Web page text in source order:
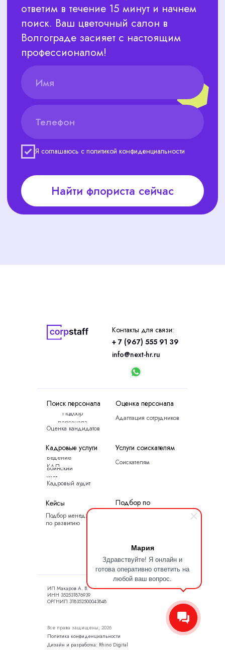
Мария
Здравствуйте! Я онлайн и
готова оперативно ответить на
любой ваш вопрос.
+ 7 (967) 555 91 39
Дизайн и разработка: Rhino Digital
Услуги соискателям
Кейсы
Кадровые услуги
Оценка персонала
Поиск персонала
info@next-hr.ru
Контакты для связи:
Все права защищены, 2026
Политика конфиденциальности
ИП Макаров А. В.
ИНН 352531876939
ОРГНИП 318352500043848
Воинский
учет
Кадровый аудит
Ведение
КДП
Соискателям
Подбор менеджера
по развитию
Адаптация сотрудников
Оценка кандидатов
Подбор
персонала
Контакты
Карта сайта
Подбор по
специальности